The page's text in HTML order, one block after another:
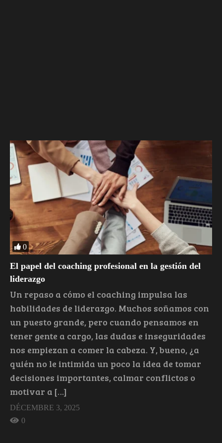
0
El papel del coaching profesional en la gestión del
liderazgo
Un repaso a cómo el coaching impulsa las
habilidades de liderazgo. Muchos soñamos con
un puesto grande, pero cuando pensamos en
tener gente a cargo, las dudas e inseguridades
nos empiezan a comer la cabeza. Y, bueno, ¿a
quién no le intimida un poco la idea de tomar
decisiones importantes, calmar conflictos o
motivar a […]
DÉCEMBRE 3, 2025
0